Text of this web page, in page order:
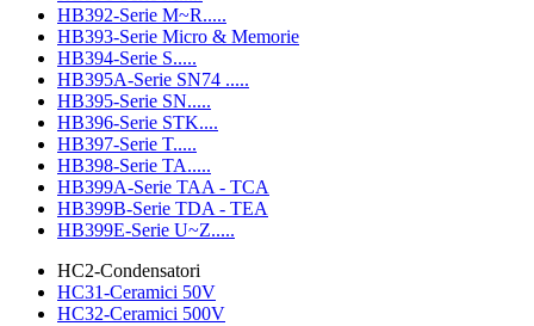
HB392-Serie M~R.....
HB393-Serie Micro & Memorie
HB394-Serie S.....
HB395A-Serie SN74 .....
HB395-Serie SN.....
HB396-Serie STK....
HB397-Serie T.....
HB398-Serie TA.....
HB399A-Serie TAA - TCA
HB399B-Serie TDA - TEA
HB399E-Serie U~Z.....
HC2-Condensatori
HC31-Ceramici 50V
HC32-Ceramici 500V